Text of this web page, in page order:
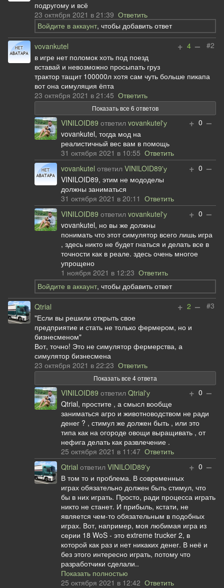
подругому и всё
23 октября 2021 в 21:39 Ответить
Войдите в аккаунт, чтобы добавить ответ
#2
+ 4 –
vovankutel
в игре нет поломок хоть под поезд
вставай и невозможно просыпать груз
трактор тащит 100000л хотя сам чуть больше пикапа
вот она симуляция ёпта
23 октября 2021 в 21:45 Ответить
Показать все 6 ответов
+ 0 –
VINILOID89 ответил vovankutel'у
vovankutel, тогда мод на
реалистичный вес вам в помощь
31 октября 2021 в 10:55 Ответить
+ 0 –
vovankutel ответил VINILOID89'у
VINILOID89, этим не мододелы
должны заниматься
31 октября 2021 в 20:11 Ответить
+ 0 –
VINILOID89 ответил vovankutel'у
vovankutel, но вы же должны
понимать что этот симулятор всего лишь игра
, здесь никто не будет гнаться и делать все в
точности как в реале. здесь очень многое
упрощено
1 ноября 2021 в 12:23 Ответить
Войдите в аккаунт, чтобы добавить ответ
#3
+ 2 –
Qtrial
"Если вы решили открыть свое
предприятие и стать не только фермером, но и
бизнесменом"
Вот, точно! Это не симулятор фермерства, а
симулятор бизнесмена
23 октября 2021 в 22:23 Ответить
Показать все 4 ответа
+ 0 –
VINILOID89 ответил Qtrial'у
Qtrial, простите , а смысл вообще
заниматься агро и животноводством не ради
денег ? , стимул же должен быть , или это
типа как на огороде овощи выращивать , от
нефига делать как развлечение .
25 октября 2021 в 11:47 Ответить
+ 0 –
Qtrial ответил VINILOID89'у
В том то и проблема. В современных
играх обязательно должен быть стимул, что
бы в них играть. Просто, ради процесса играть
никто не станет. И прибыль, кстати, не
является чем-то обязательным в подобных
играх. Вот, например, моя любимая игра из
серии 18 WoS - это extreme trucker 2, в
которой как раз и нет никаких денег. В неё и
без этого интересно играть, потому что
разработчики сделали..
Показать полностью
25 октября 2021 в 12:42 Ответить